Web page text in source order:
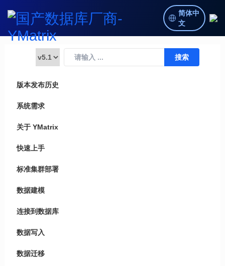
简体中
文
版本发布历史
系统需求
关于 YMatrix
快速上手
标准集群部署
数据建模
连接到数据库
数据写入
数据迁移